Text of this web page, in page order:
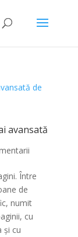
avansată
Între
de
numit
cu
și cu